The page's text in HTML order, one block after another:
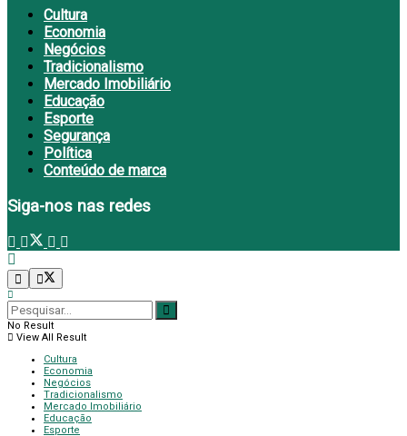
Cultura
Economia
Negócios
Tradicionalismo
Mercado Imobiliário
Educação
Esporte
Segurança
Política
Conteúdo de marca
Siga-nos nas redes
No Result
View All Result
Cultura
Economia
Negócios
Tradicionalismo
Mercado Imobiliário
Educação
Esporte